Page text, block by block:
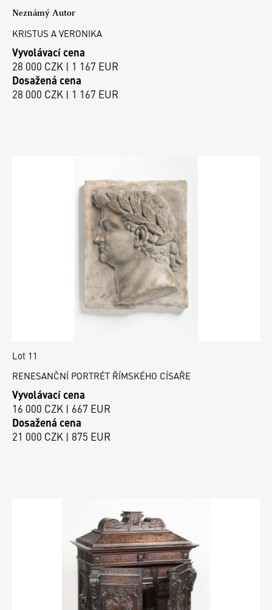
Neznámý Autor
KRISTUS A VERONIKA
Vyvolávací cena
28 000 CZK | 1 167 EUR
Dosažená cena
28 000 CZK | 1 167 EUR
Lot 11
RENESANČNÍ PORTRÉT ŘÍMSKÉHO CÍSAŘE
Vyvolávací cena
16 000 CZK | 667 EUR
Dosažená cena
21 000 CZK | 875 EUR